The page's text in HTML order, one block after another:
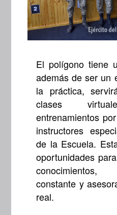
El polígono tiene
además de ser un
la práctica,
clases
entrenamientos
instructores
de la Escuela.
oportunidades
constante y
real.